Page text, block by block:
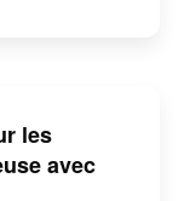
les
avec